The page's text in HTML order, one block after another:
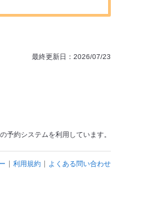
最終更新日：2026/07/23
予約システムを利用しています。
利用規約 よくある問い合わせ